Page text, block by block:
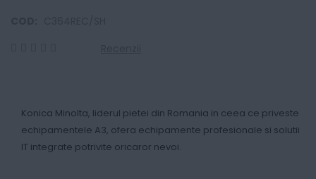
Konica Minolta, liderul pietei din Romania in ceea ce priveste
echipamentele A3, ofera echipamente profesionale si solutii
IT integrate potrivite oricaror nevoi.